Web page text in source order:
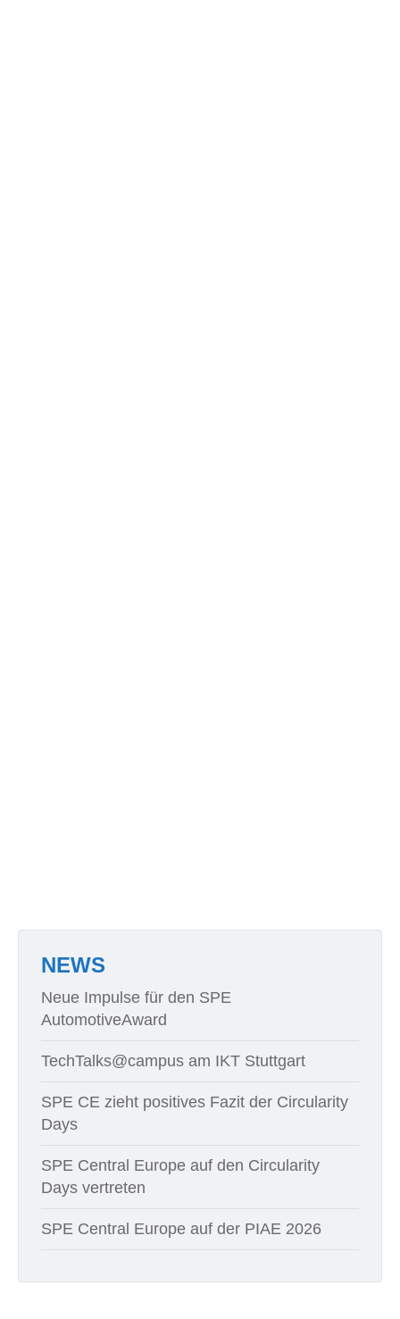
NEWS
Neue Impulse für den SPE
AutomotiveAward
TechTalks@campus am IKT Stuttgart
SPE CE zieht positives Fazit der Circularity
Days
SPE Central Europe auf den Circularity
Days vertreten
SPE Central Europe auf der PIAE 2026